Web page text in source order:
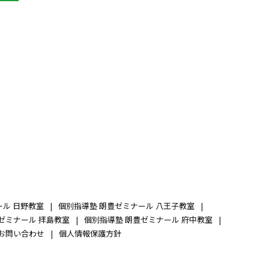
日野教室
個別指導塾 朗豊ゼミナール 八王子教室
ミナール 拝島教室
個別指導塾 朗豊ゼミナール 府中教室
問い合わせ 個人情報保護方針